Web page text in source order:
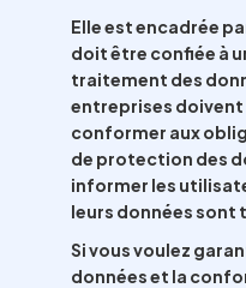
Elle est encadrée
doit être confiée à
traitement des
entreprises doivent
conformer aux
de protection des
informer les
leurs données sont
Si vous voulez
données et la